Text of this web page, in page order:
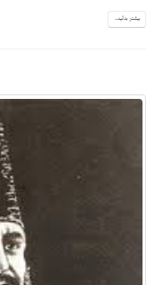
بیشتر بدانید...